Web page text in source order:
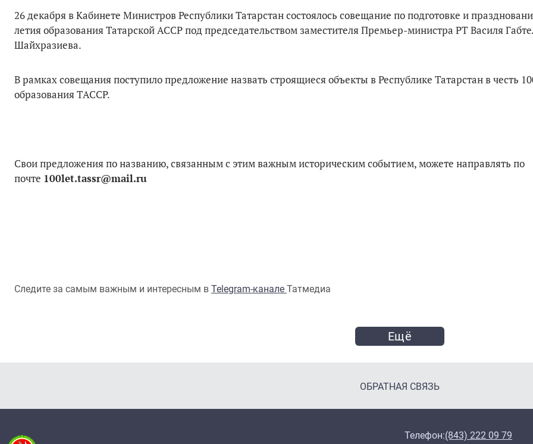
26 декабря в Кабинете Министров Республики Татарстан состоялось совещание по подготовке и
летия образования Татарской АССР под председательством заместителя Премьер-министра РТ Василя
Шайхразиева.
В рамках совещания поступило предложение назвать строящиеся объекты в Республике Татарстан в честь
образования ТАССР.
Свои предложения по названию, связанным с этим важным историческим событием, можете направлять по
почте 100let.tassr@mail.ru
Следите за самым важным и интересным в Telegram-канале Татмедиа
Ещё
ОБРАТНАЯ СВЯЗЬ
Телефон:(843) 222 09 79